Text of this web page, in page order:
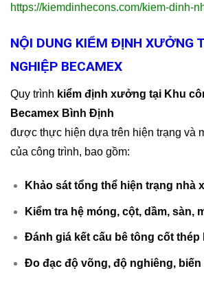
https://kiemdinhecons.com/kiem-dinh-
NỘI DUNG KIỂM ĐỊNH XƯỞNG
NGHIỆP BECAMEX
Quy trình kiểm định xưởng tại Khu
Becamex Bình Định
được thực hiện dựa trên hiện trạng và
của công trình, bao gồm:
Khảo sát tổng thể hiện trạng nhà
Kiểm tra hệ móng, cột, dầm, sàn,
Đánh giá kết cấu bê tông cốt thép
Đo đạc độ võng, độ nghiêng, biến